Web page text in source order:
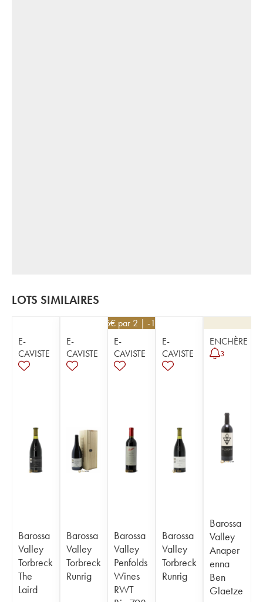
LOTS SIMILAIRES
E-
CAVISTE
Barossa
Valley
Torbreck
The
Laird
E-
CAVISTE
Barossa
Valley
Torbreck
Runrig
126€ par 2 | -10%
E-
CAVISTE
Barossa
Valley
Penfolds
Wines
RWT
E-
CAVISTE
Barossa
Valley
Torbreck
Runrig
ENCHÈRE
3
Barossa
Valley
Anaper
enna
Ben
Glaetze